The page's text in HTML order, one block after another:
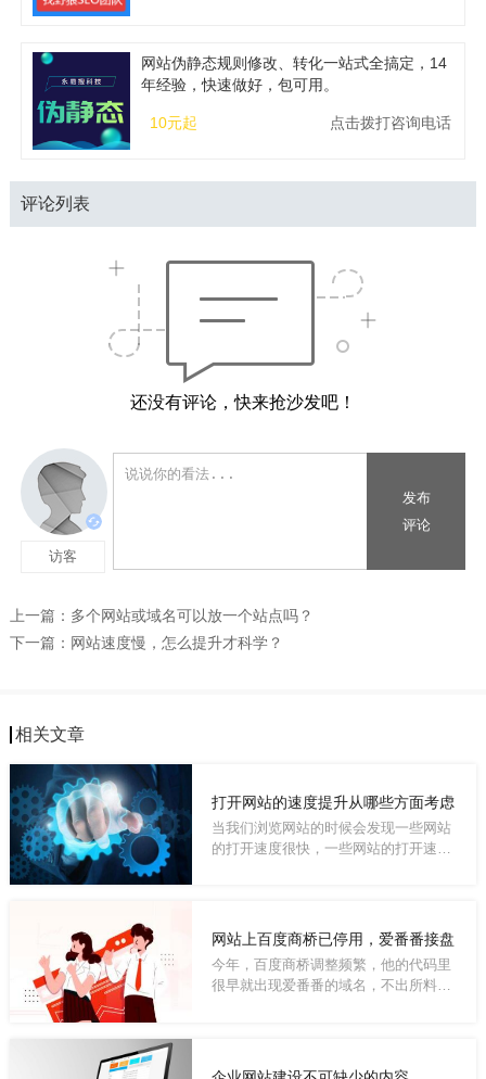
网站伪静态规则修改、转化一站式全搞定，14
年经验，快速做好，包可用。
10元起 点击拨打咨询电话
评论列表
还没有评论，快来抢沙发吧！
上一篇： 多个网站或域名可以放一个站点吗？
下一篇： 网站速度慢，怎么提升才科学？
相关文章
打开网站的速度提升从哪些方面考虑
当我们浏览网站的时候会发现一些网站
的打开速度很快，一些网站的打开速度
网站上百度商桥已停用，爱番番接盘
今年，百度商桥调整频繁，他的代码里
很早就出现爱番番的域名，不出所料，